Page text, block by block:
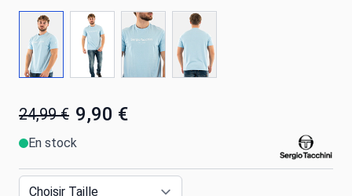
24,99 € 9,90 €
En stock